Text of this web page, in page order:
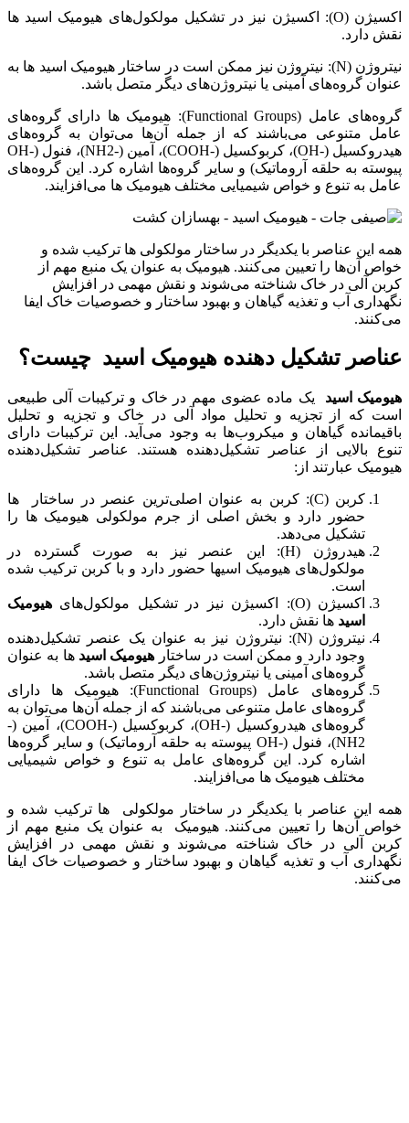
اکسیژن (O): اکسیژن نیز در تشکیل مولکول‌های هیومیک اسید ها
نقش دارد.
نیتروژن (N): نیتروژن نیز ممکن است در ساختار هیومیک اسید ها به
عنوان گروه‌های آمینی یا نیتروژن‌های دیگر متصل باشد.
گروه‌های عامل (Functional Groups): هیومیک ها دارای گروه‌های
عامل متنوعی می‌باشند که از جمله آن‌ها می‌توان به گروه‌های
هیدروکسیل (-OH)، کربوکسیل (-COOH)، آمین (-NH2)، فنول (-OH
پیوسته به حلقه آروماتیک) و سایر گروه‌ها اشاره کرد. این گروه‌های
عامل به تنوع و خواص شیمیایی مختلف هیومیک ها می‌افزایند.
همه این عناصر با یکدیگر در ساختار مولکولی ها ترکیب شده و
خواص آن‌ها را تعیین می‌کنند. هیومیک به عنوان یک منبع مهم از
کربن آلی در خاک شناخته می‌شوند و نقش مهمی در افزایش
نگهداری آب و تغذیه گیاهان و بهبود ساختار و خصوصیات خاک ایفا
می‌کنند.
عناصر تشکیل دهنده هیومیک اسید چیست؟
هیومیک اسید یک ماده عضوی مهم در خاک و ترکیبات آلی طبیعی
است که از تجزیه و تحلیل مواد آلی در خاک و تجزیه و تحلیل
باقیمانده گیاهان و میکروب‌ها به وجود می‌آید. این ترکیبات دارای
تنوع بالایی از عناصر تشکیل‌دهنده هستند. عناصر تشکیل‌دهنده
هیومیک عبارتند از:
کربن (C): کربن به عنوان اصلی‌ترین عنصر در ساختار ها
حضور دارد و بخش اصلی از جرم مولکولی هیومیک ها را
تشکیل می‌دهد.
هیدروژن (H): این عنصر نیز به صورت گسترده در
مولکول‌های هیومیک اسیها حضور دارد و با کربن ترکیب شده
است.
اکسیژن (O): اکسیژن نیز در تشکیل مولکول‌های
هیومیک
اسید ها نقش دارد.
نیتروژن (N): نیتروژن نیز به عنوان یک عنصر تشکیل‌دهنده
وجود دارد و ممکن است در ساختار هیومیک اسید ها به عنوان
گروه‌های آمینی یا نیتروژن‌های دیگر متصل باشد.
گروه‌های عامل (Functional Groups): هیومیک ها دارای
گروه‌های عامل متنوعی می‌باشند که از جمله آن‌ها می‌توان به
گروه‌های هیدروکسیل (-OH)، کربوکسیل (-COOH)، آمین (-
NH2)، فنول (-OH پیوسته به حلقه آروماتیک) و سایر گروه‌ها
اشاره کرد. این گروه‌های عامل به تنوع و خواص شیمیایی
مختلف هیومیک ها می‌افزایند.
همه این عناصر با یکدیگر در ساختار مولکولی ها ترکیب شده و
خواص آن‌ها را تعیین می‌کنند. هیومیک به عنوان یک منبع مهم از
کربن آلی در خاک شناخته می‌شوند و نقش مهمی در افزایش
نگهداری آب و تغذیه گیاهان و بهبود ساختار و خصوصیات خاک ایفا
می‌کنند.